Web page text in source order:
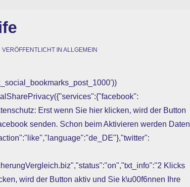
VERÖFFENTLICHT IN ALLGEMEIN
Erst wenn Sie hier klicken, wird der Button
senden. Schon beim Aktivieren werden Daten
Klicks
wird der Button aktiv und Sie k\u00f6nnen Ihre